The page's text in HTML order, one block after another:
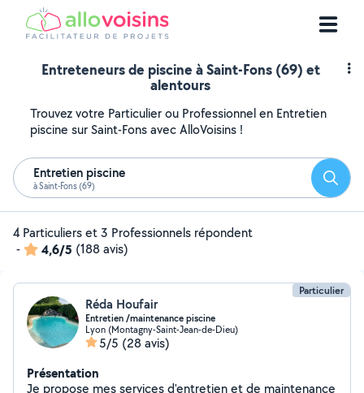
Entreteneurs de piscine à Saint-Fons (69) et
alentours
Trouvez votre Particulier ou Professionnel en Entretien
piscine sur Saint-Fons avec AlloVoisins !
Entretien piscine
à Saint-Fons (69)
4 Particuliers et 3 Professionnels répondent
-
4,6/5 (188 avis)
Particulier
Réda Houfair
Entretien /maintenance piscine
Lyon (Montagny-Saint-Jean-de-Dieu)
5/5 (28 avis)
Présentation
Je propose mes services d'entretien et de maintenance